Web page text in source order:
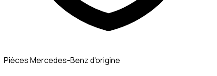
Pièces Mercedes-Benz d'origine